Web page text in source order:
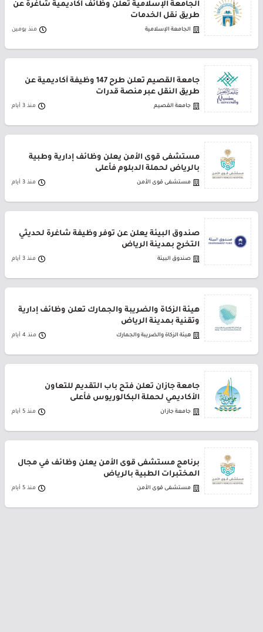
الجامعة الإسلامية تعلن وظائف أكاديمية شاغرة عن
طريق نقل الخدمات
الجامعة الإسلامية منذ يومين
جامعة القصيم تعلن طرح 147 وظيفة أكاديمية عن
طريق النقل عبر منصة قدرات
جامعة القصيم منذ 3 أيام
مستشفى قوى الأمن يعلن وظائف إدارية وطبية
بالرياض لحملة الدبلوم فأعلى
مستشفى قوى الأمن منذ 3 أيام
صندوق البيئة يعلن عن توفر وظيفة شاغرة لحديثي
التخرج بمدينة الرياض
صندوق البيئة منذ 3 أيام
هيئة الزكاة والضريبة والجمارك تعلن وظائف إدارية
وتقنية بمدينة الرياض
هيئة الزكاة والضريبة والجمارك منذ 4 أيام
جامعة جازان تعلن فتح باب التقديم للتعاون
الأكاديمي لحملة البكالوريوس فأعلى
جامعة جازان منذ 5 أيام
برنامج مستشفى قوى الأمن يعلن وظائف في مجال
المختبرات الطبية بالرياض
مستشفى قوى الأمن منذ 5 أيام